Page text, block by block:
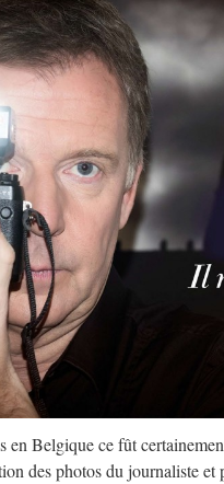
en Belgique ce fût
des photos du journaliste